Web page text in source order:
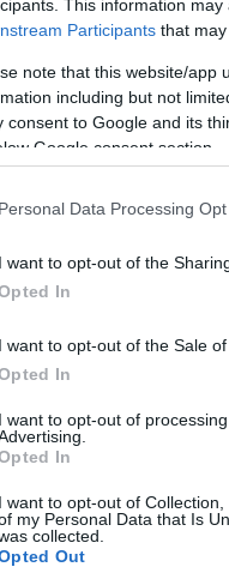
This information
Participants that
note that this website/app
including but not
consent to Google and its
Google consent section.
Personal Data Processing
I want to opt-out of the
In
I want to opt-out of the Sale
In
I want to opt-out of
In
I want to opt-out of
my Personal Data that Is
collected.
Out
szerint a Ferrarinak
kellene adnia